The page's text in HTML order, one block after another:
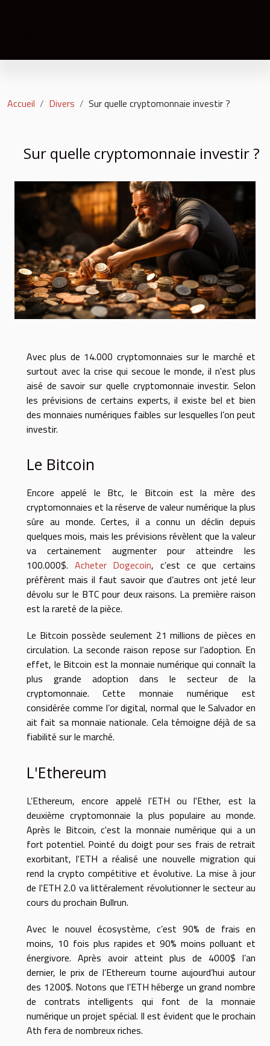
Accueil Divers Sur quelle cryptomonnaie investir ?
Sur quelle cryptomonnaie investir ?
Avec plus de 14.000 cryptomonnaies sur le marché et
surtout avec la crise qui secoue le monde, il n'est plus
aisé de savoir sur quelle cryptomonnaie investir. Selon
les prévisions de certains experts, il existe bel et bien
des monnaies numériques faibles sur lesquelles l’on peut
investir.
Le Bitcoin
Encore appelé le Btc, le Bitcoin est la mère des
cryptomonnaies et la réserve de valeur numérique la plus
sûre au monde. Certes, il a connu un déclin depuis
quelques mois, mais les prévisions révèlent que la valeur
va certainement augmenter pour atteindre les
100.000$. Acheter Dogecoin, c’est ce que certains
préfèrent mais il faut savoir que d’autres ont jeté leur
dévolu sur le BTC pour deux raisons. La première raison
est la rareté de la pièce.
Le Bitcoin possède seulement 21 millions de pièces en
circulation. La seconde raison repose sur l’adoption. En
effet, le Bitcoin est la monnaie numérique qui connaît la
plus grande adoption dans le secteur de la
cryptomonnaie. Cette monnaie numérique est
considérée comme l’or digital, normal que le Salvador en
ait fait sa monnaie nationale. Cela témoigne déjà de sa
fiabilité sur le marché.
L'Ethereum
L’Ethereum, encore appelé l'ETH ou l'Ether, est la
deuxième cryptomonnaie la plus populaire au monde.
Après le Bitcoin, c'est la monnaie numérique qui a un
fort potentiel. Pointé du doigt pour ses frais de retrait
exorbitant, l'ETH a réalisé une nouvelle migration qui
rend la crypto compétitive et évolutive. La mise à jour
de l'ETH 2.0 va littéralement révolutionner le secteur au
cours du prochain Bullrun.
Avec le nouvel écosystème, c’est 90% de frais en
moins, 10 fois plus rapides et 90% moins polluant et
énergivore. Après avoir atteint plus de 4000$ l’an
dernier, le prix de l’Ethereum tourne aujourd’hui autour
des 1200$. Notons que l’ETH héberge un grand nombre
de contrats intelligents qui font de la monnaie
numérique un projet spécial. Il est évident que le prochain
Ath fera de nombreux riches.